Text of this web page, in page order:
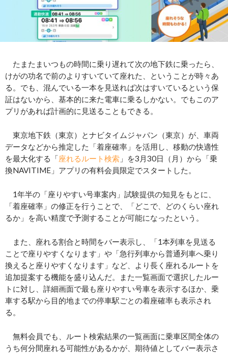
たまたまいつもの時間に乗り遅れて次の地下鉄に乗ったら、
けがの功名で前のよりすいていて座れた、ということが時々あ
る。でも、混んでいる一本を見送れば次はすいているという保
証はないから、基本的に来た電車に乗るしかない。でもこのア
プリがあれば計画的に見送ることもできる。
東京地下鉄（東京）とナビタイムジャパン（東京）が、車両
データなどから推定した「着座確率」を活用し、移動の快適性
を最大化する「座れるルート検索 」を3月30日（月）から「乗
換NAVITIME」アプリの有料会員限定でスタートした。
1年半の「座りやすい号車案内」試験提供の知見をもとに、
「着座確率」の修正を行うことで、「どこで、どのくらい座れ
るか」を高い精度で予測することが可能になったという。
また、座れる割合と時間をバー表示し、「1本列車を見送る
ことで座りやすくなります」や「急行列車から普通列車へ乗り
換えると座りやすくなります」など、より長く座れるルートを
追加提案する機能を盛り込んだ。また一覧画面で選択したルー
トに対し、詳細画面で最も座りやすい号車を表示するほか、乗
車する駅から目的地までの停車駅ごとの着座確率も表示され
る。
無料会員でも、ルート検索結果の一覧画面に乗車区間全体の
うち何分間座れる可能性があるかが、期待値としてバー表示さ